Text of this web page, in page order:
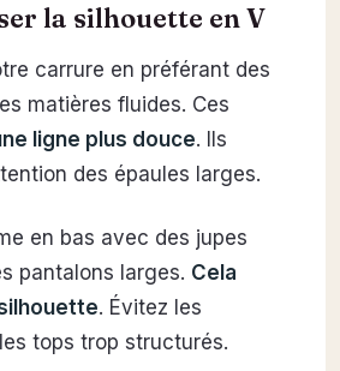
la silhouette en V
carrure en préférant des
matières fluides. Ces
ligne plus douce. Ils
des épaules larges.
en bas avec des jupes
pantalons larges. Cela
. Évitez les
tops trop structurés.